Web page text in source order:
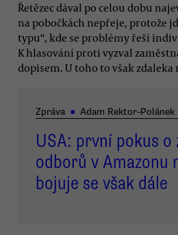
Řetězec dával po celou dobu
na pobočkách nepřeje, protože
typu“, kde se problémy řeší
K hlasování proti vyzval
dopisem. U toho to však zdaleka
Zpráva ● Adam Rektor-Polánek
USA: první pokus o
odborů v Amazonu
bojuje se však dále